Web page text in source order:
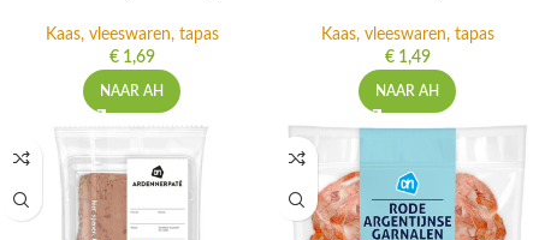
Kaas, vleeswaren, tapas
€1,69
NAAR AH
Kaas, vleeswaren, tapas
€1,49
NAAR AH